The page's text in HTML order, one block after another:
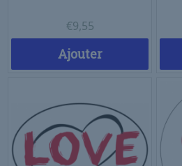
€9,55
Ajouter